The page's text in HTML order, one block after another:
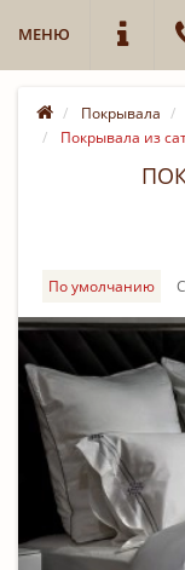
МЕНЮ
Покрывала
Покрывала из
По умолчанию